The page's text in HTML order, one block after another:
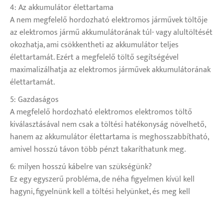
4: Az akkumulátor élettartama
A nem megfelelő hordozható elektromos járművek töltője
az elektromos jármű akkumulátorának túl- vagy alultöltését
okozhatja, ami csökkentheti az akkumulátor teljes
élettartamát. Ezért a megfelelő töltő segítségével
maximalizálhatja az elektromos járművek akkumulátorának
élettartamát.
5: Gazdaságos
A megfelelő hordozható elektromos elektromos töltő
kiválasztásával nem csak a töltési hatékonyság növelhető,
hanem az akkumulátor élettartama is meghosszabbítható,
amivel hosszú távon több pénzt takaríthatunk meg.
6: milyen hosszú kábelre van szükségünk?
Ez egy egyszerű probléma, de néha figyelmen kívül kell
hagyni, figyelnünk kell a töltési helyünket, és meg kell